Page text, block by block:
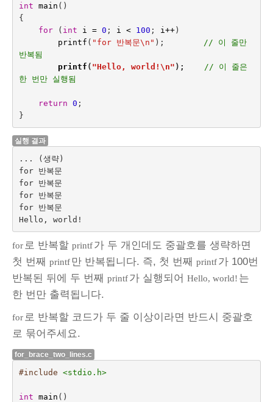
int main ()
{
for
( int i = 0 ; i < 100 ; i ++)
printf ( "for 반복문\n " );
// 이 줄만
반복됨
printf ( "Hello, world! \n" );
// 이 줄은
한 번만 실행됨
return 0 ;
}
실행 결과
... (생략)
for 반복문
for 반복문
for 반복문
for 반복문
for로 반복할 printf가 두 개인데도 중괄호를 생략하면
첫 번째 printf만 반복됩니다. 즉, 첫 번째 printf가 100번
반복된 뒤에 두 번째 printf가 실행되어 Hello, world! 는
한 번만 출력됩니다.
for로 반복할 코드가 두 줄 이상이라면 반드시 중괄호
로 묶어주세요.
for_brace_two_lines.c
#include <stdio.h>
int main ()